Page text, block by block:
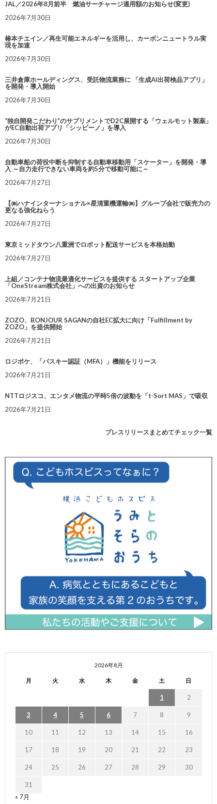
JAL／2026年8月前半 燃油サーチャージ適用額のお知らせ(変更)
2026年7月30日
椿本チエイン／再生可能エネルギーを活用し、カーボンニュートラル実
現を加速
2026年7月30日
三井倉庫ホールディングス、受託物流業務に 「生成AI出荷検品アプリ」
を開発・導入開始
2026年7月30日
“独自開発こだわり”のサプリメントでD2C展開する「ウェルモット製薬」
がEC自動出荷アプリ「シッピーノ」を導入
2026年7月30日
自動車船の荷役中断を抑制する自動車移動用「スケーター」を開発・導
入 ～自力走行できない車両を約5分で移動可能に～
2026年7月27日
【㈱ハナインターナショナル×星清重機運輸㈱】グループ会社で販売力の
更なる強化ねらう
2026年7月27日
東京ミッドタウン八重洲でロボット配送サービスを本格始動
2026年7月27日
上組／コンテナ物流最適化サービスを提供する スタートアップ企業
「OneStream株式会社」への出資のお知らせ
2026年7月21日
ZOZO、BONJOUR SAGANの自社EC拡大に向け「Fulfillment by
ZOZO」を提供開始
2026年7月21日
ロジポケ、「パスキー認証（MFA）」機能をリリース
2026年7月21日
NTTロジスコ、エンタメ物流の平時5倍の波動を「t-Sort MAS」で吸収
2026年7月21日
プレスリリースまとめてチェック一覧
2026年8月
月 火 水 木 金 土 日
1 2
3 4 5 6 7 8 9
10 11 12 13 14 15 16
17 18 19 20 21 22 23
24 25 26 27 28 29 30
31
« 7月